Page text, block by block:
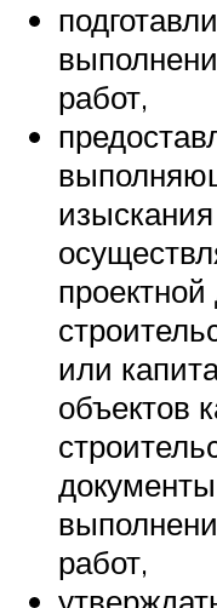
работ,
или
объектов
работ,